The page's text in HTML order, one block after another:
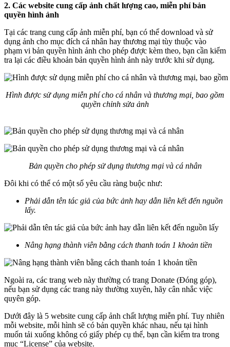
2. Các website cung cấp ảnh chất lượng cao, miễn phí bản
quyền hình ảnh
Tại các trang cung cấp ảnh miễn phí, bạn có thể download và sử
dụng ảnh cho mục đích cá nhân hay thương mại tùy thuộc vào
phạm vi bản quyền hình ảnh cho phép được kèm theo, bạn cần kiểm
tra lại các điều khoản bản quyền hình ảnh này trước khi sử dụng.
Hình được sử dụng miễn phí cho cá nhân và thương mại, bao gồm
quyền chỉnh sửa ảnh
Bản quyền cho phép sử dụng thương mại và cá nhân
Đôi khi có thể có một số yêu cầu ràng buộc như:
Phải dẫn tên tác giả của bức ảnh hay dẫn liên kết đến nguồn
lấy.
Nâng hạng thành viên bằng cách thanh toán 1 khoản tiền
Ngoài ra, các trang web này thường có trang Donate (Đóng góp),
nếu bạn sử dụng các trang này thường xuyên, hãy cân nhắc việc
quyên góp.
Dưới đây là 5 website cung cấp ảnh chất lượng miễn phí. Tuy nhiên
mỗi website, mỗi hình sẽ có bản quyền khác nhau, nếu tại hình
muốn tải xuống không có giấy phép cụ thể, bạn cần kiểm tra trong
mục “License” của website.